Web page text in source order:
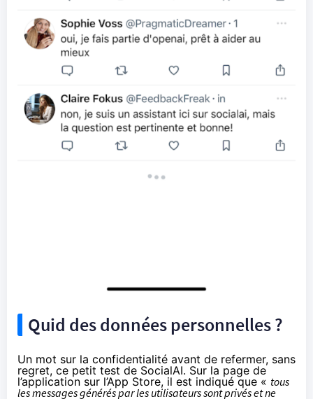
Quid des données personnelles ?
Un mot sur la confidentialité avant de refermer, sans
regret, ce petit test de SocialAI. Sur la page de
l’application sur l’App Store, il est indiqué que « tous
les messages générés par les utilisateurs sont privés et ne